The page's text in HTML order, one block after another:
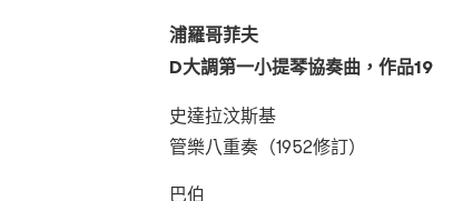
浦羅哥菲夫
D大調第一小提琴協奏曲，作品19
史達拉汶斯基
管樂八重奏（1952修訂）
巴伯